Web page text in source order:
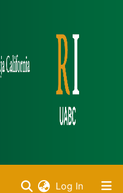
Log In(current)